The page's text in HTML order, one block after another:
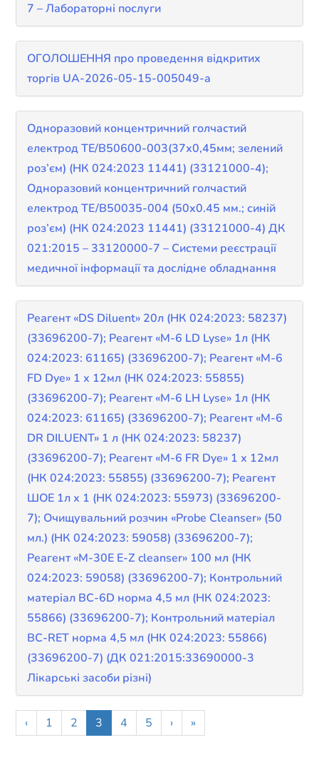
7 – Лабораторні послуги
ОГОЛОШЕННЯ про проведення відкритих
торгів UA-2026-05-15-005049-a
Одноразовий концентричний голчастий
електрод ТЕ/В50600-003(37х0,45мм; зелений
роз’єм) (НК 024:2023 11441) (33121000-4);
Одноразовий концентричний голчастий
електрод TE/B50035-004 (50х0.45 мм.; синій
роз’єм) (НК 024:2023 11441) (33121000-4) ДК
021:2015 – 33120000-7 – Системи реєстрації
медичної інформації та дослідне обладнання
Реагент «DS Diluent» 20л (НК 024:2023: 58237)
(33696200-7); Реагент «M-6 LD Lyse» 1л (НК
024:2023: 61165) (33696200-7); Реагент «M-6
FD Dye» 1 х 12мл (НК 024:2023: 55855)
(33696200-7); Реагент «M-6 LH Lyse» 1л (НК
024:2023: 61165) (33696200-7); Реагент «M-6
DR DILUENT» 1 л (НК 024:2023: 58237)
(33696200-7); Реагент «M-6 FR Dye» 1 х 12мл
(НК 024:2023: 55855) (33696200-7); Реагент
ШОЕ 1л х 1 (НК 024:2023: 55973) (33696200-
7); Очищувальний розчин «Probe Cleanser» (50
мл.) (НК 024:2023: 59058) (33696200-7);
Реагент «M-30E E-Z cleanser» 100 мл (НК
024:2023: 59058) (33696200-7); Контрольний
матеріал BC-6D норма 4,5 мл (НК 024:2023:
55866) (33696200-7); Контрольний матеріал
BC-RET норма 4,5 мл (НК 024:2023: 55866)
(33696200-7) (ДК 021:2015:33690000-3
Лікарські засоби різні)
‹ 1 2 3 4 5 › »